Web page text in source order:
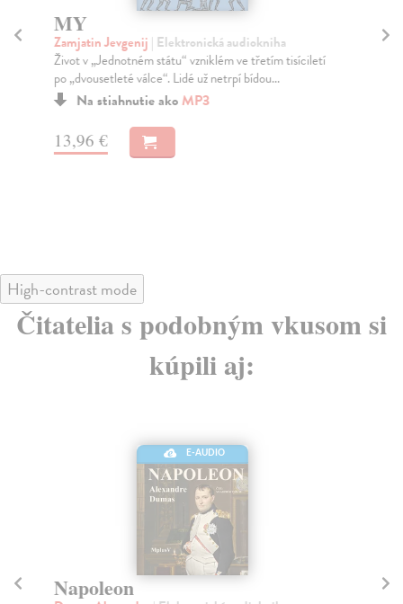
MY
Zamjatin Jevgenij | Elektronická audiokniha
Život v „Jednotném státu“ vzniklém ve třetím tisíciletí
po „dvousetleté válce“. Lidé už netrpí bídou...
Na stiahnutie akoMP3
13,96 €
High-contrast mode
Čitatelia s podobným vkusom si
kúpili aj:
E-AUDIO
Napoleon